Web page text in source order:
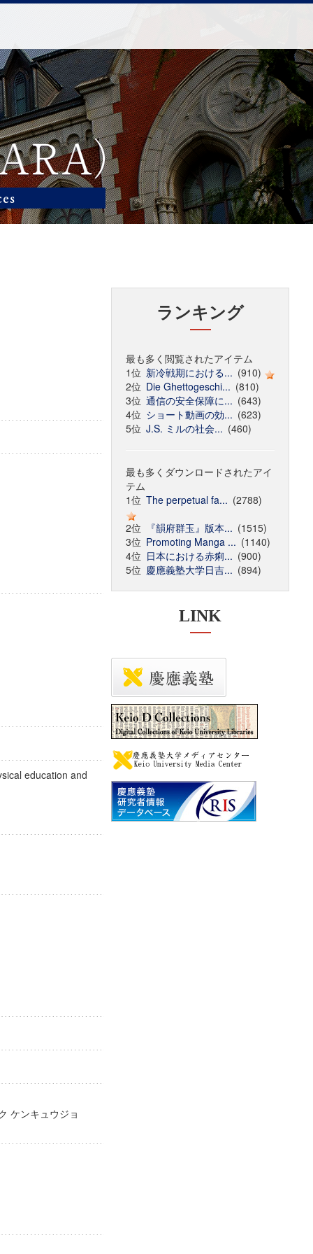
education and
ケンキュウジョ
ランキング
最も多く閲覧されたアイテム
1位 新冷戦期における... (910)
2位 Die Ghettogeschi... (810)
3位 通信の安全保障に... (643)
4位 ショート動画の効... (623)
5位 J.S. ミルの社会... (460)
最も多くダウンロードされたアイ
テム
1位 The perpetual fa... (2788)
2位
『韻府群玉』版本... (1515)
3位 Promoting Manga ... (1140)
4位 日本における赤痢... (900)
5位 慶應義塾大学日吉... (894)
LINK